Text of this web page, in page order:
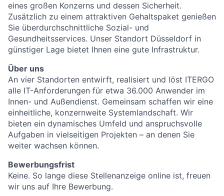
eines großen Konzerns und dessen Sicherheit.
Zusätzlich zu einem attraktiven Gehaltspaket genießen
Sie überdurchschnittliche Sozial- und
Gesundheitsservices. Unser Standort Düsseldorf in
günstiger Lage bietet Ihnen eine gute Infrastruktur.
Über uns
An vier Standorten entwirft, realisiert und löst ITERGO
alle IT-Anforderungen für etwa 36.000 Anwender im
Innen- und Außendienst. Gemeinsam schaffen wir eine
einheitliche, konzernweite Systemlandschaft. Wir
bieten ein dynamisches Umfeld und anspruchsvolle
Aufgaben in vielseitigen Projekten – an denen Sie
weiter wachsen können.
Bewerbungsfrist
Keine. So lange diese Stellenanzeige online ist, freuen
wir uns auf Ihre Bewerbung.